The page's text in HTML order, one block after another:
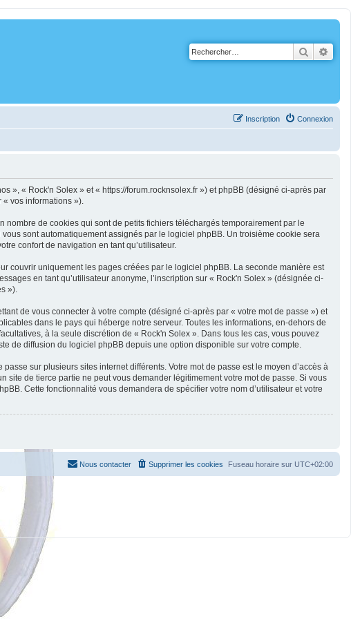
Connexion
Inscription
», « Rock'n Solex » et « https://forum.rocknsolex.fr ») et phpBB (désigné ci-après par
« vos informations »).
de cookies qui sont de petits fichiers téléchargés temporairement par le
sont automatiquement assignés par le logiciel phpBB. Un troisième cookie sera
confort de navigation en tant qu’utilisateur.
couvrir uniquement les pages créées par le logiciel phpBB. La seconde manière est
en tant qu’utilisateur anonyme, l’inscription sur « Rock'n Solex » (désignée ci-
»).
de vous connecter à votre compte (désigné ci-après par « votre mot de passe ») et
dans le pays qui héberge notre serveur. Toutes les informations, en-dehors de
à la seule discrétion de « Rock'n Solex ». Dans tous les cas, vous pouvez
de diffusion du logiciel phpBB depuis une option disponible sur votre compte.
sur plusieurs sites internet différents. Votre mot de passe est le moyen d’accès à
de tierce partie ne peut vous demander légitimement votre mot de passe. Si vous
Cette fonctionnalité vous demandera de spécifier votre nom d’utilisateur et votre
Fuseau horaire sur UTC+02:00
Supprimer les cookies
Nous contacter